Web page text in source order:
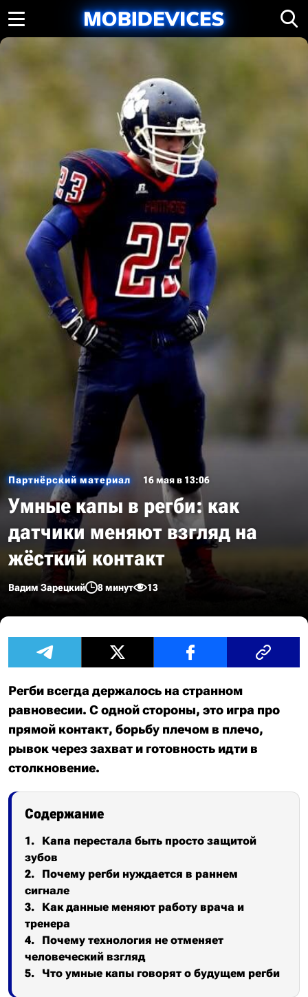
Партнёрский материал 16 мая в 13:06
Умные капы в регби: как
датчики меняют взгляд на
жёсткий контакт
Вадим Зарецкий 8 минут 13
Регби всегда держалось на странном
равновесии. С одной стороны, это игра про
прямой контакт, борьбу плечом в плечо,
рывок через захват и готовность идти в
столкновение.
Содержание
Капа перестала быть просто защитой
зубов
Почему регби нуждается в раннем
сигнале
Как данные меняют работу врача и
тренера
Почему технология не отменяет
человеческий взгляд
Что умные капы говорят о будущем регби